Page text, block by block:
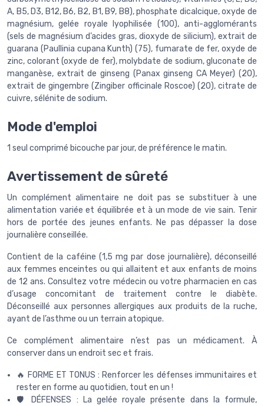
A, B5, D3, B12, B6, B2, B1, B9, B8), phosphate dicalcique, oxyde de
magnésium, gelée royale lyophilisée (100), anti-agglomérants
(sels de magnésium d’acides gras, dioxyde de silicium), extrait de
guarana (Paullinia cupana Kunth) (75), fumarate de fer, oxyde de
zinc, colorant (oxyde de fer), molybdate de sodium, gluconate de
manganèse, extrait de ginseng (Panax ginseng CA Meyer) (20),
extrait de gingembre (Zingiber officinale Roscoe) (20), citrate de
cuivre, sélénite de sodium.
Mode d'emploi
1 seul comprimé bicouche par jour, de préférence le matin.
Avertissement de sûreté
Un complément alimentaire ne doit pas se substituer à une
alimentation variée et équilibrée et à un mode de vie sain. Tenir
hors de portée des jeunes enfants. Ne pas dépasser la dose
journalière conseillée.
Contient de la caféine (1,5 mg par dose journalière), déconseillé
aux femmes enceintes ou qui allaitent et aux enfants de moins
de 12 ans. Consultez votre médecin ou votre pharmacien en cas
d’usage concomitant de traitement contre le diabète.
Déconseillé aux personnes allergiques aux produits de la ruche,
ayant de l’asthme ou un terrain atopique.
Ce complément alimentaire n’est pas un médicament. À
conserver dans un endroit sec et frais.
🔥 FORME ET TONUS : Renforcer les défenses immunitaires et
rester en forme au quotidien, tout en un !
🛡️ DÉFENSES : La gelée royale présente dans la formule,